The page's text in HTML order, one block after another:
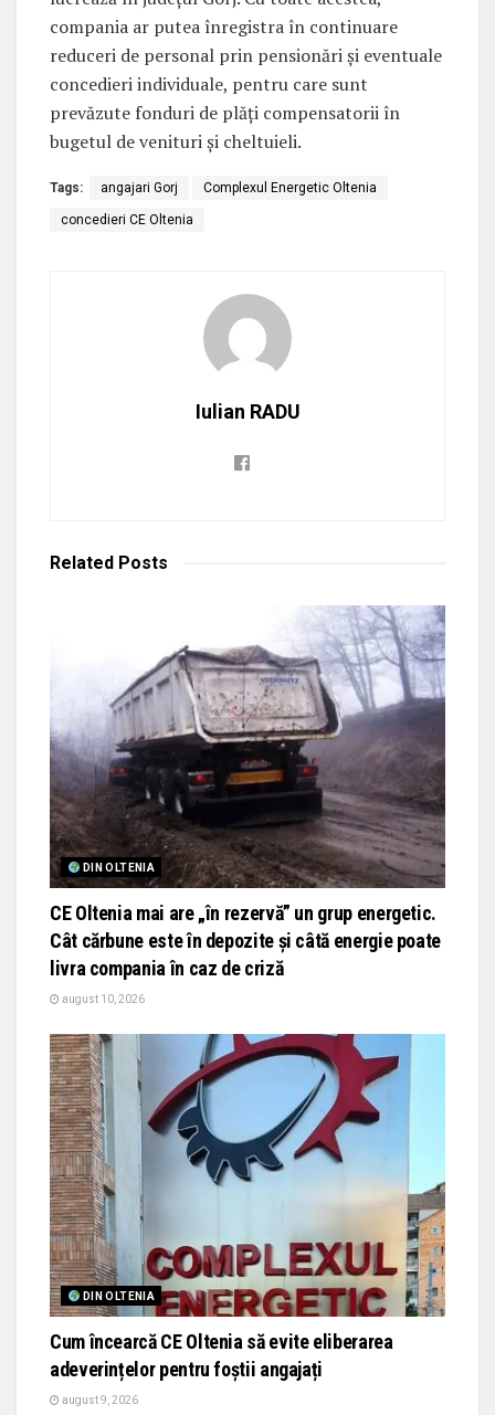
compania ar putea înregistra în continuare
reduceri de personal prin pensionări și eventuale
concedieri individuale, pentru care sunt
prevăzute fonduri de plăți compensatorii în
bugetul de venituri și cheltuieli.
Tags: angajari Gorj Complexul Energetic Oltenia
concedieri CE Oltenia
Iulian RADU
Related Posts
DIN OLTENIA
CE Oltenia mai are „în rezervă” un grup energetic.
Cât cărbune este în depozite și câtă energie poate
livra compania în caz de criză
august 10, 2026
DIN OLTENIA
Cum încearcă CE Oltenia să evite eliberarea
adeverințelor pentru foștii angajați
august 9, 2026